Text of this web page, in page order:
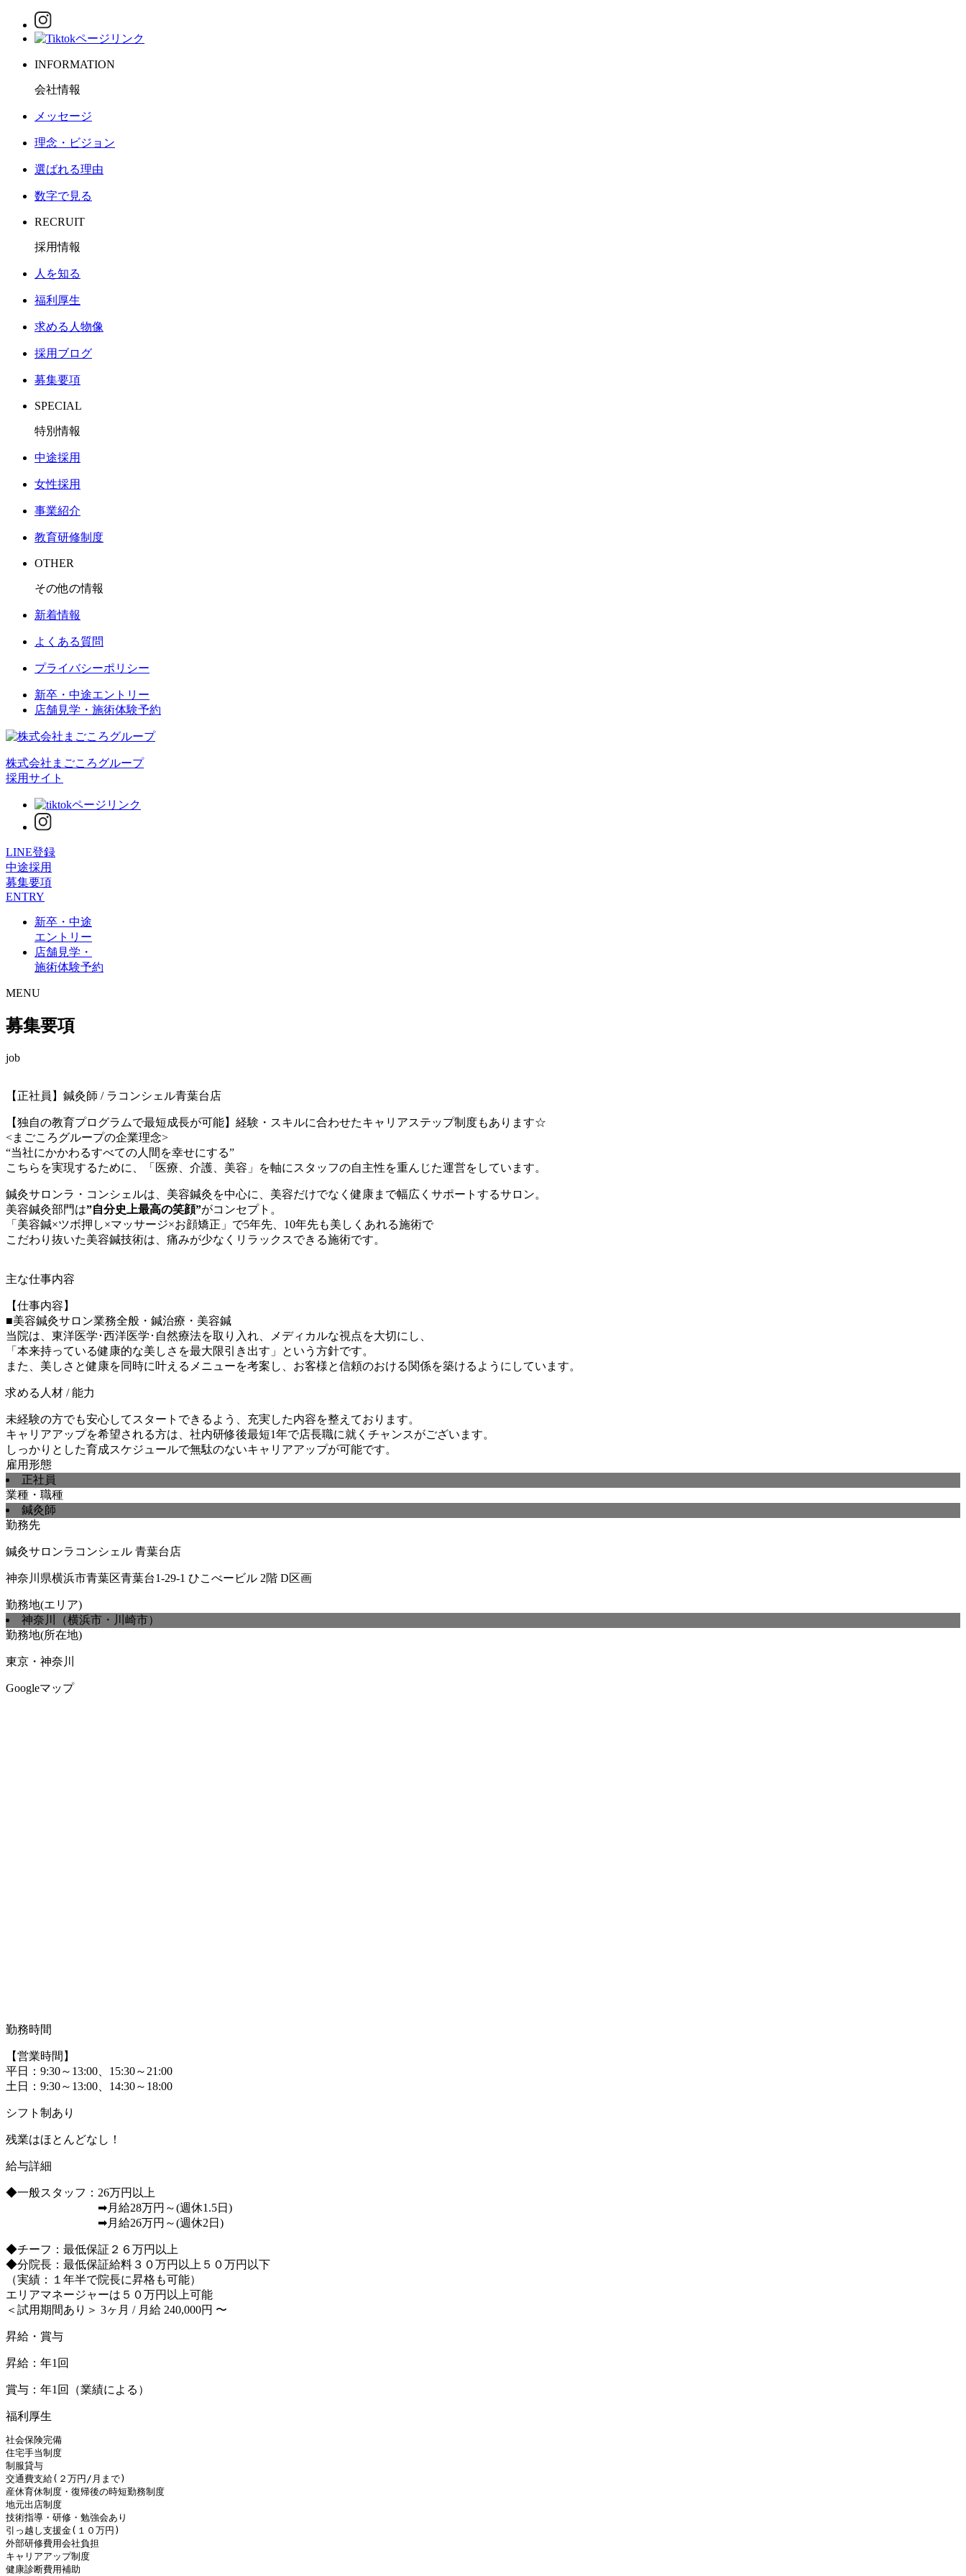
INFORMATION
会社情報
メッセージ
理念・ビジョン
選ばれる理由
数字で見る
RECRUIT
採用情報
人を知る
福利厚生
求める人物像
採用ブログ
募集要項
SPECIAL
特別情報
中途採用
女性採用
事業紹介
教育研修制度
OTHER
その他の情報
新着情報
よくある質問
プライバシーポリシー
新卒・中途エントリー
店舗見学・施術体験予約
株式会社まごころグループ
採用サイト
LINE登録
中途採用
募集要項
ENTRY
新卒・中途
エントリー
店舗見学・
施術体験予約
MENU
募集要項
job
【正社員】鍼灸師 / ラコンシェル青葉台店
【独自の教育プログラムで最短成長が可能】経験・スキルに合わせたキャリアステップ制度もあります☆
<まごころグループの企業理念>
“当社にかかわるすべての人間を幸せにする”
こちらを実現するために、「医療、介護、美容」を軸にスタッフの自主性を重んじた運営をしています。
鍼灸サロンラ・コンシェルは、美容鍼灸を中心に、美容だけでなく健康まで幅広くサポートするサロン。
美容鍼灸部門は”自分史上最高の笑顔”がコンセプト。
「美容鍼×ツボ押し×マッサージ×お顔矯正」で5年先、10年先も美しくあれる施術で
こだわり抜いた美容鍼技術は、痛みが少なくリラックスできる施術です。
主な仕事内容
【仕事内容】
■美容鍼灸サロン業務全般・鍼治療・美容鍼
当院は、東洋医学･西洋医学･自然療法を取り入れ、メディカルな視点を大切にし、
「本来持っている健康的な美しさを最大限引き出す」という方針です。
また、美しさと健康を同時に叶えるメニューを考案し、お客様と信頼のおける関係を築けるようにしています。
求める人材 / 能力
未経験の方でも安心してスタートできるよう、充実した内容を整えております。
キャリアアップを希望される方は、社内研修後最短1年で店長職に就くチャンスがございます。
しっかりとした育成スケジュールで無駄のないキャリアアップが可能です。
雇用形態
正社員
業種・職種
鍼灸師
勤務先
鍼灸サロンラコンシェル 青葉台店
神奈川県横浜市青葉区青葉台1-29-1 ひこべービル 2階 D区画
勤務地(エリア)
神奈川（横浜市・川崎市）
勤務地(所在地)
東京・神奈川
Googleマップ
勤務時間
【営業時間】
平日：9:30～13:00、15:30～21:00
土日：9:30～13:00、14:30～18:00
シフト制あり
残業はほとんどなし！
給与詳細
◆一般スタッフ：26万円以上
➡月給28万円～(週休1.5日)
➡月給26万円～(週休2日)
◆チーフ：最低保証２６万円以上
◆分院長：最低保証給料３０万円以上５０万円以下
（実績：１年半で院長に昇格も可能）
エリアマネージャーは５０万円以上可能
＜試用期間あり＞ 3ヶ月 / 月給 240,000円 〜
昇給・賞与
昇給：年1回
賞与：年1回（業績による）
福利厚生
社会保険完備
住宅手当制度
制服貸与
交通費支給(２万円/月まで)
産休育休制度・復帰後の時短勤務制度
地元出店制度
技術指導・研修・勉強会あり
引っ越し支援金(１０万円)
外部研修費用会社負担
キャリアアップ制度
健康診断費用補助